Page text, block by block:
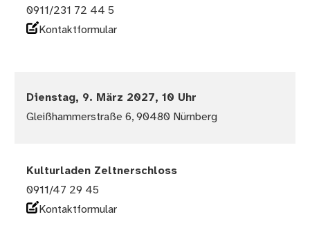
0911/231 72 44 5
Kontaktformular
Dienstag, 9. März 2027, 10 Uhr
Gleißhammerstraße 6, 90480 Nürnberg
Kulturladen Zeltnerschloss
0911/47 29 45
Kontaktformular